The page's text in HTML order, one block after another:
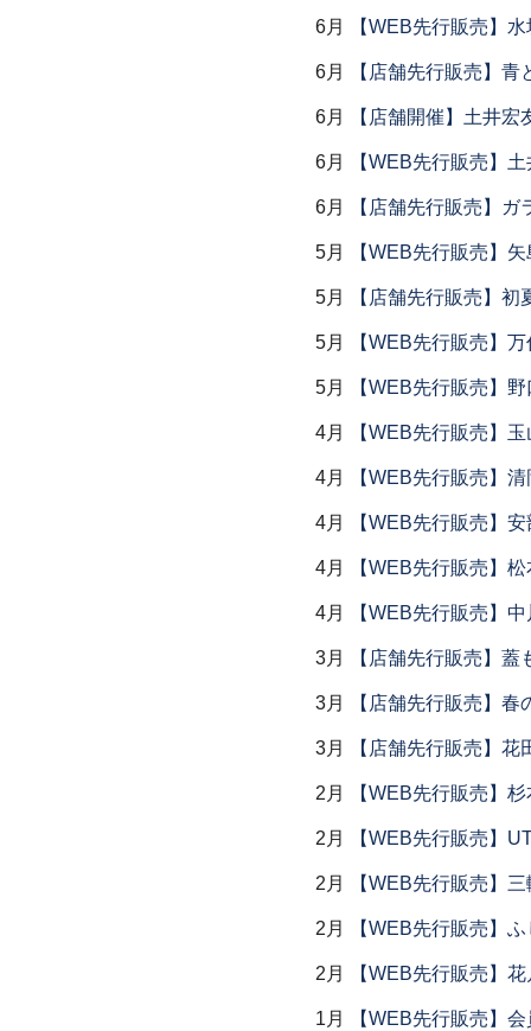
6月 【WEB先行販売】
6月 【店舗先行販売】青
6月 【店舗開催】土井宏
6月 【WEB先行販売】
6月 【店舗先行販売】ガ
5月 【WEB先行販売】
5月 【店舗先行販売】初
5月 【WEB先行販売】
5月 【WEB先行販売】
4月 【WEB先行販売】
4月 【WEB先行販売】
4月 【WEB先行販売】
4月 【WEB先行販売】
4月 【WEB先行販売】
3月 【店舗先行販売】蓋
3月 【店舗先行販売】春
3月 【店舗先行販売】
2月 【WEB先行販売】
2月 【WEB先行販売】
2月 【WEB先行販売】
2月 【WEB先行販売】
2月 【WEB先行販売】
1月 【WEB先行販売】